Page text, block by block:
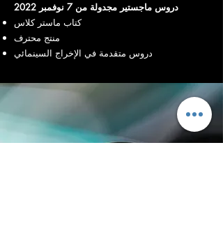
دروس ماجستير مجدولة من 7 نوفمبر 2022
كتاب ماستر كلاس
منتج محترف
دروس متقدمة في الإخراج السينمائي